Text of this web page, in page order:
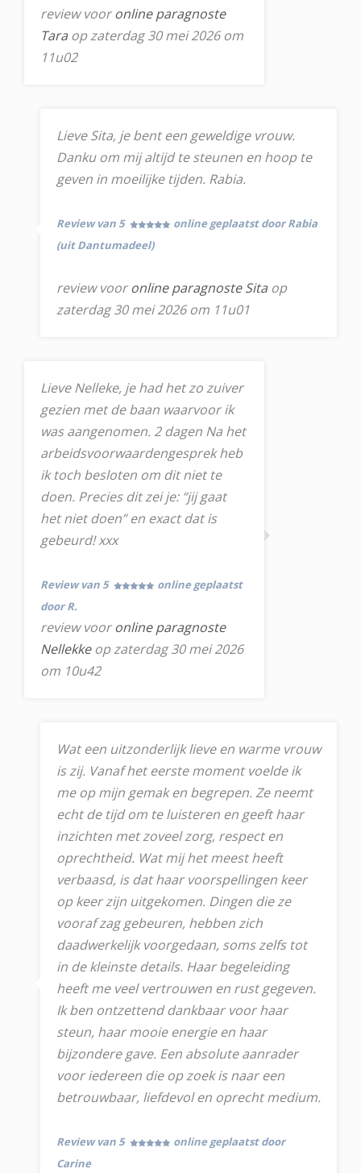
review vooronline paragnoste
Tara op zaterdag 30 mei 2026 om
11u02
Lieve Sita, je bent een geweldige vrouw.
Danku om mij altijd te steunen en hoop te
geven in moeilijke tijden. Rabia.
Review van 5
online geplaatst door Rabia
(uit Dantumadeel)
review vooronline paragnoste Sita op
zaterdag 30 mei 2026 om 11u01
Lieve Nelleke, je had het zo zuiver
gezien met de baan waarvoor ik
was aangenomen. 2 dagen Na het
arbeidsvoorwaardengesprek heb
ik toch besloten om dit niet te
doen. Precies dit zei je: “jij gaat
het niet doen” en exact dat is
gebeurd! xxx
Review van 5
online geplaatst
door R.
review vooronline paragnoste
Nellekkeop zaterdag 30 mei 2026
om 10u42
Wat een uitzonderlijk lieve en warme vrouw
is zij. Vanaf het eerste moment voelde ik
me op mijn gemak en begrepen. Ze neemt
echt de tijd om te luisteren en geeft haar
inzichten met zoveel zorg, respect en
oprechtheid. Wat mij het meest heeft
verbaasd, is dat haar voorspellingen keer
op keer zijn uitgekomen. Dingen die ze
vooraf zag gebeuren, hebben zich
daadwerkelijk voorgedaan, soms zelfs tot
in de kleinste details. Haar begeleiding
heeft me veel vertrouwen en rust gegeven.
Ik ben ontzettend dankbaar voor haar
steun, haar mooie energie en haar
bijzondere gave. Een absolute aanrader
voor iedereen die op zoek is naar een
betrouwbaar, liefdevol en oprecht medium.
Review van 5
online geplaatst door
Carine